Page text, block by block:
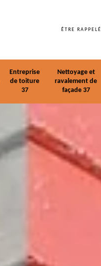
ÊTRE RAPPELÉ
Entreprise
de toiture
37
Nettoyage et
ravalement de
façade 37